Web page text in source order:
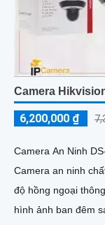
Camera
6,200,000 ₫
Camera An Ninh
Camera an ninh chất
độ hồng ngoại
hình ảnh ban đêm